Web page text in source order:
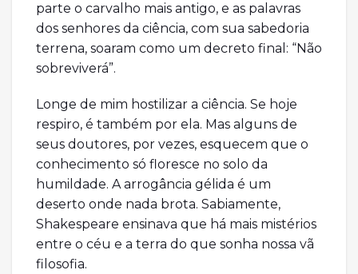
parte o carvalho mais antigo, e as palavras
dos senhores da ciência, com sua sabedoria
terrena, soaram como um decreto final: “Não
sobreviverá”.
Longe de mim hostilizar a ciência. Se hoje
respiro, é também por ela. Mas alguns de
seus doutores, por vezes, esquecem que o
conhecimento só floresce no solo da
humildade. A arrogância gélida é um
deserto onde nada brota. Sabiamente,
Shakespeare ensinava que há mais mistérios
entre o céu e a terra do que sonha nossa vã
filosofia.